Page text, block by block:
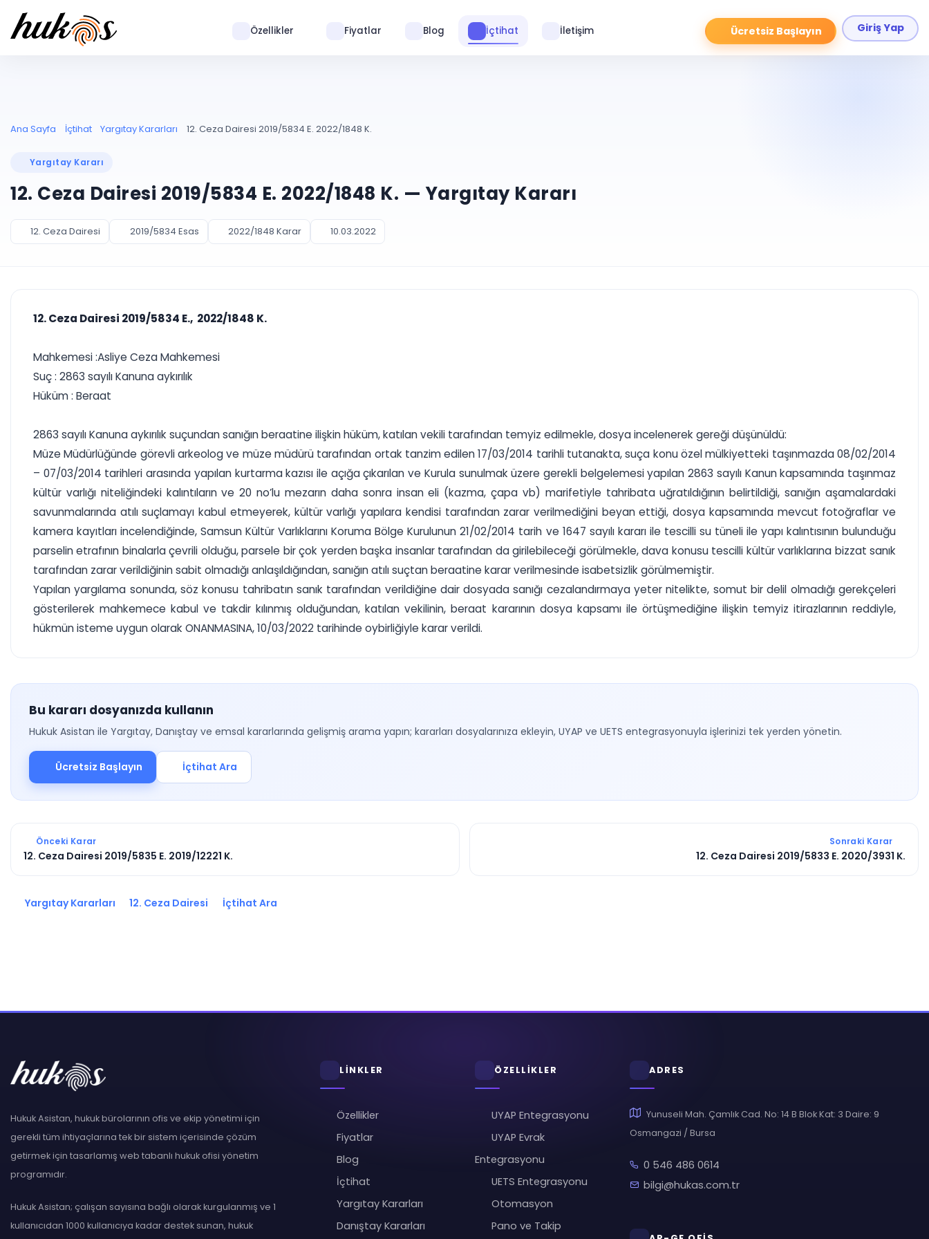
Ücretsiz Başlayın Giriş Yap
Özellikler Fiyatlar Blog İçtihat İletişim
Ana Sayfa İçtihat Yargıtay Kararları 12. Ceza Dairesi 2019/5834 E. 2022/1848 K.
Yargıtay Kararı
12. Ceza Dairesi 2019/5834 E. 2022/1848 K. — Yargıtay Kararı
12. Ceza Dairesi 2019/5834 Esas 2022/1848 Karar 10.03.2022
12. Ceza Dairesi 2019/5834 E., 2022/1848 K.
Mahkemesi :Asliye Ceza Mahkemesi
Suç : 2863 sayılı Kanuna aykırılık
Hüküm : Beraat
2863 sayılı Kanuna aykırılık suçundan sanığın beraatine ilişkin hüküm, katılan vekili tarafından temyiz edilmekle, dosya incelenerek gereği düşünüldü:
Müze Müdürlüğünde görevli arkeolog ve müze müdürü tarafından ortak tanzim edilen 17/03/2014 tarihli tutanakta, suça konu özel mülkiyetteki taşınmazda 08/02/2014
– 07/03/2014 tarihleri arasında yapılan kurtarma kazısı ile açığa çıkarılan ve Kurula sunulmak üzere gerekli belgelemesi yapılan 2863 sayılı Kanun kapsamında taşınmaz
kültür varlığı niteliğindeki kalıntıların ve 20 no’lu mezarın daha sonra insan eli (kazma, çapa vb) marifetiyle tahribata uğratıldığının belirtildiği, sanığın aşamalardaki
savunmalarında atılı suçlamayı kabul etmeyerek, kültür varlığı yapılara kendisi tarafından zarar verilmediğini beyan ettiği, dosya kapsamında mevcut fotoğraflar ve
kamera kayıtları incelendiğinde, Samsun Kültür Varlıklarını Koruma Bölge Kurulunun 21/02/2014 tarih ve 1647 sayılı kararı ile tescilli su tüneli ile yapı kalıntısının bulunduğu
parselin etrafının binalarla çevrili olduğu, parsele bir çok yerden başka insanlar tarafından da girilebileceği görülmekle, dava konusu tescilli kültür varlıklarına bizzat sanık
tarafından zarar verildiğinin sabit olmadığı anlaşıldığından, sanığın atılı suçtan beraatine karar verilmesinde isabetsizlik görülmemiştir.
Yapılan yargılama sonunda, söz konusu tahribatın sanık tarafından verildiğine dair dosyada sanığı cezalandırmaya yeter nitelikte, somut bir delil olmadığı gerekçeleri
gösterilerek mahkemece kabul ve takdir kılınmış olduğundan, katılan vekilinin, beraat kararının dosya kapsamı ile örtüşmediğine ilişkin temyiz itirazlarının reddiyle,
hükmün isteme uygun olarak ONANMASINA, 10/03/2022 tarihinde oybirliğiyle karar verildi.
Bu kararı dosyanızda kullanın
Hukuk Asistan ile Yargıtay, Danıştay ve emsal kararlarında gelişmiş arama yapın; kararları dosyalarınıza ekleyin, UYAP ve UETS entegrasyonuyla işlerinizi tek yerden yönetin.
Ücretsiz Başlayın İçtihat Ara
Önceki Karar
12. Ceza Dairesi 2019/5835 E. 2019/12221 K.
Sonraki Karar
12. Ceza Dairesi 2019/5833 E. 2020/3931 K.
Yargıtay Kararları 12. Ceza Dairesi İçtihat Ara
Hukuk Asistan, hukuk bürolarının ofis ve ekip yönetimi için
gerekli tüm ihtiyaçlarına tek bir sistem içerisinde çözüm
getirmek için tasarlamış web tabanlı hukuk ofisi yönetim
programıdır.
Hukuk Asistan; çalışan sayısına bağlı olarak kurgulanmış ve 1
kullanıcıdan 1000 kullanıcıya kadar destek sunan, hukuk
LİNKLER
Özellikler
Fiyatlar
Blog
İçtihat
Yargıtay Kararları
Danıştay Kararları
ÖZELLİKLER
UYAP Entegrasyonu
UYAP Evrak
Entegrasyonu
UETS Entegrasyonu
Otomasyon
Pano ve Takip
ADRES
Yunuseli Mah. Çamlık Cad. No: 14 B Blok Kat: 3 Daire: 9
Osmangazi / Bursa
0 546 486 0614
bilgi@hukas.com.tr